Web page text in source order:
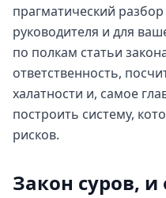
прагматический
руководителя и для
по полкам статьи
ответственность,
халатности и, самое
построить систему,
рисков.
Закон суров,